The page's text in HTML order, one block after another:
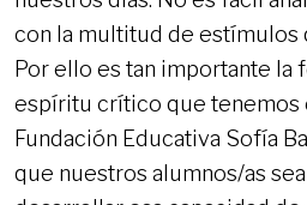
con la multitud de estímulos
Por ello es tan importante la
espíritu crítico que tenemos
Fundación Educativa Sofía
que nuestros alumnos/as